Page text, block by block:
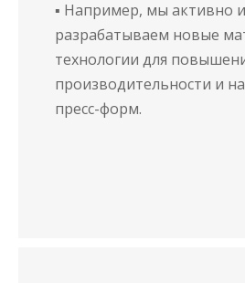
▪ Например, мы активно
разрабатываем новые
технологии для
производительности и
пресс-форм.